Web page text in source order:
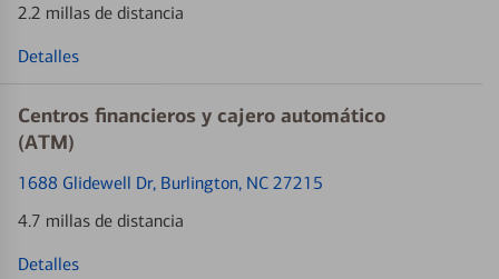
2.2 millas de distancia
Detalles
Centros financieros y cajero automático
(ATM)
1688 Glidewell Dr, Burlington, NC 27215
4.7 millas de distancia
Detalles